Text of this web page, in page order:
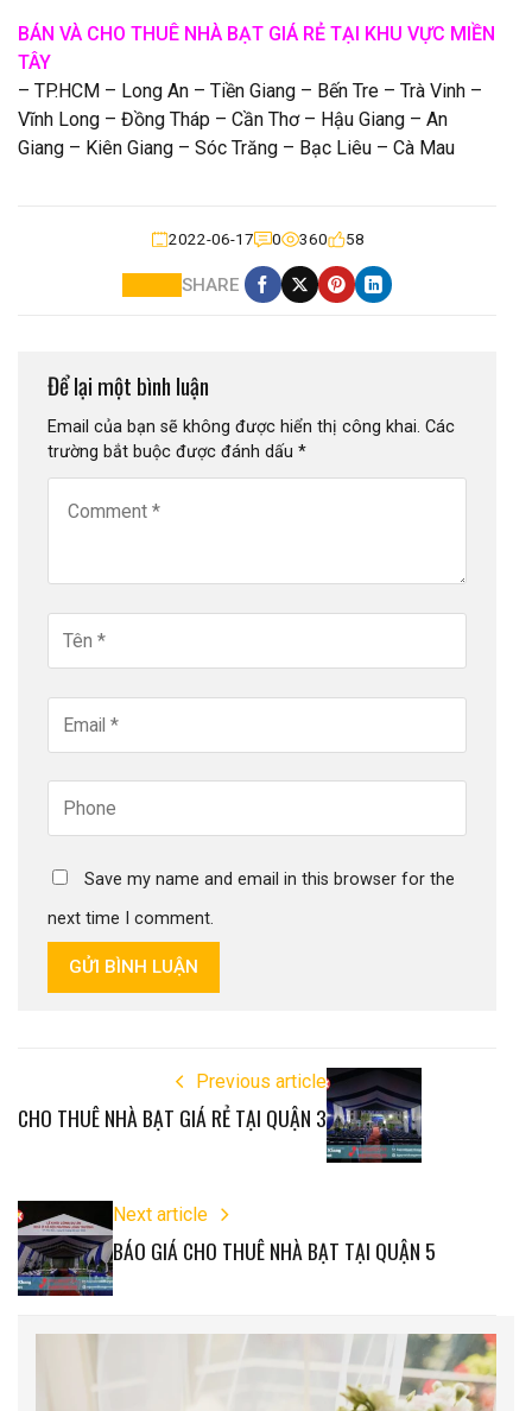
BÁN VÀ CHO THUÊ NHÀ BẠT GIÁ RẺ TẠI KHU VỰC MIỀN
TÂY
– TP.HCM – Long An – Tiền Giang – Bến Tre – Trà Vinh –
Vĩnh Long – Đồng Tháp – Cần Thơ – Hậu Giang – An
Giang – Kiên Giang – Sóc Trăng – Bạc Liêu – Cà Mau
2022-06-17 0 360 58
SHARE
Để lại một bình luận
Email của bạn sẽ không được hiển thị công khai. Các
trường bắt buộc được đánh dấu *
Save my name and email in this browser for the
next time I comment.
GỬI BÌNH LUẬN
Previous article
CHO THUÊ NHÀ BẠT GIÁ RẺ TẠI QUẬN 3
Next article
BÁO GIÁ CHO THUÊ NHÀ BẠT TẠI QUẬN 5